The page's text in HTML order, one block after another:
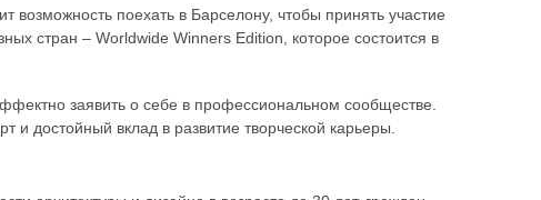
возможность поехать в Барселону, чтобы принять участие
стран – Worldwide Winners Edition, которое состоится в
заявить о себе в профессиональном сообществе.
достойный вклад в развитие творческой карьеры.